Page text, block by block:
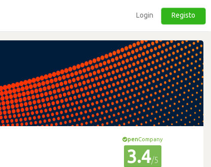
Login Registo
penCompany
3.4/5